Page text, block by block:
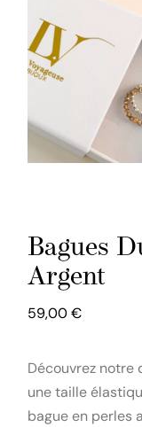
Bagues
Argent
59,00€
Découvrez notre
une taille
bague en perles